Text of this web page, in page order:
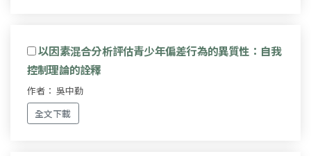
以因素混合分析評估青少年偏差行為的異質性：自我
控制理論的詮釋
作者： 吳中勤
全文下載